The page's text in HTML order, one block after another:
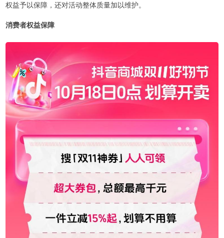
权益予以保障，还对活动整体质量加以维护。
消费者权益保障